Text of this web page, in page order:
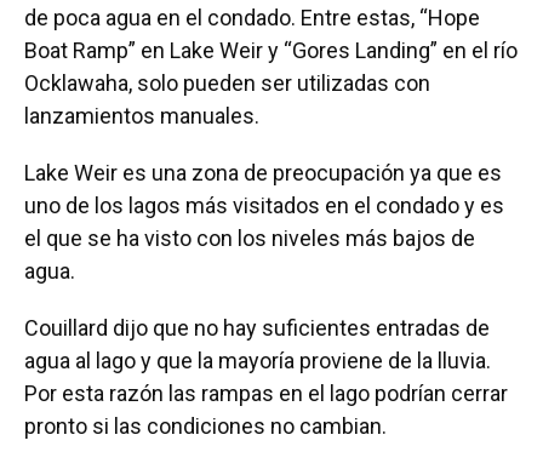
de poca agua en el condado. Entre estas, “Hope
Boat Ramp” en Lake Weir y “Gores Landing” en el río
Ocklawaha, solo pueden ser utilizadas con
lanzamientos manuales.
Lake Weir es una zona de preocupación ya que es
uno de los lagos más visitados en el condado y es
el que se ha visto con los niveles más bajos de
agua.
Couillard dijo que no hay suficientes entradas de
agua al lago y que la mayoría proviene de la lluvia.
Por esta razón las rampas en el lago podrían cerrar
pronto si las condiciones no cambian.